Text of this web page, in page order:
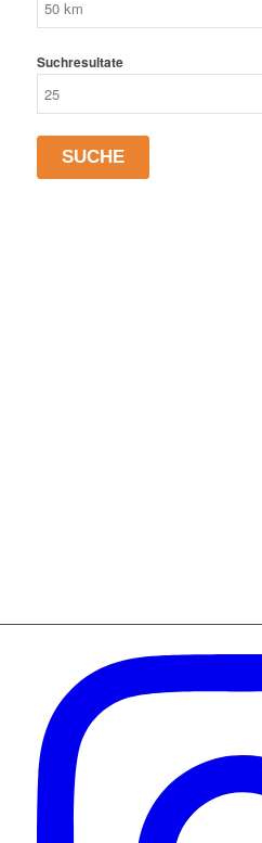
Suchresultate